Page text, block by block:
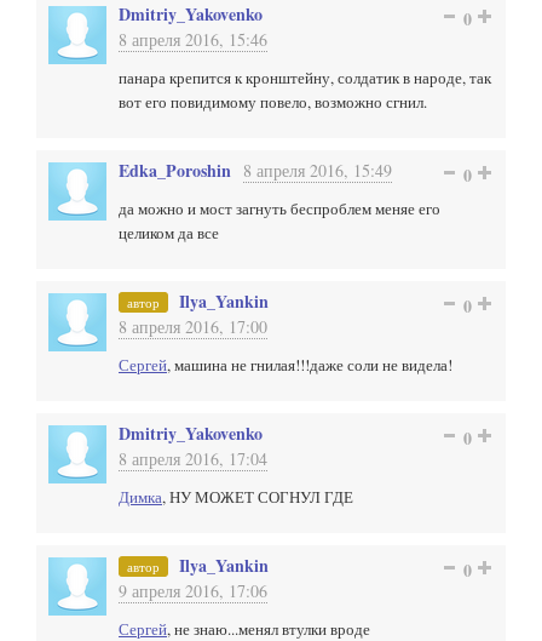
Dmitriy_Yakovenko
8 апреля 2016, 15:46
0
панара крепится к кронштейну, солдатик в народе, так
вот его повидимому повело, возможно сгнил.
Edka_Poroshin 8 апреля 2016, 15:49 0
да можно и мост загнуть беспроблем меняе его
целиком да все
автор Ilya_Yankin
8 апреля 2016, 17:00
0
Сергей, машина не гнилая!!!даже соли не видела!
Dmitriy_Yakovenko
8 апреля 2016, 17:04
0
Димка, НУ МОЖЕТ СОГНУЛ ГДЕ
автор Ilya_Yankin
9 апреля 2016, 17:06
0
Сергей, не знаю...менял втулки вроде